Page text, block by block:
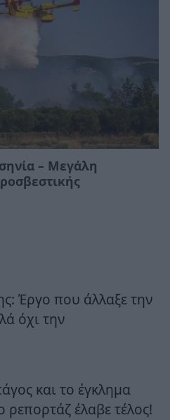
– Μεγάλη
Έργο που άλλαξε την
όχι την
και το έγκλημα
ρεπορτάζ έλαβε τέλος!